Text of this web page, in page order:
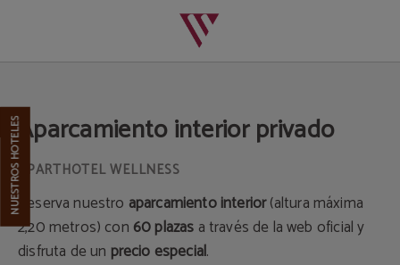
Aparcamiento interior privado
Reserva nuestro aparcamiento interior(altura máxima
2,20 metros) con 60 plazas a través de la web oficial y
disfruta de un precio especial.
NUESTROS HOTELES